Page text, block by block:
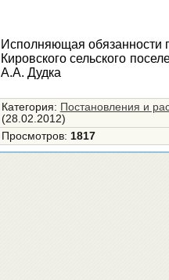
Исполняющая обязанности
Кировского
А.А. Дудка
Категория: Постановления и
(28.02.2012)
Просмотров: 1817